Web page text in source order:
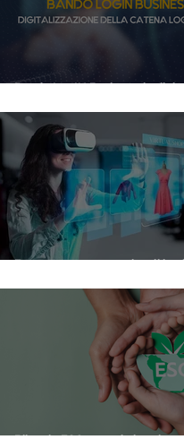
Bando LogIN Business: la
Ecommerce 4.0 per piccoli
realtà virtuale
Bilancio ESG, quando la